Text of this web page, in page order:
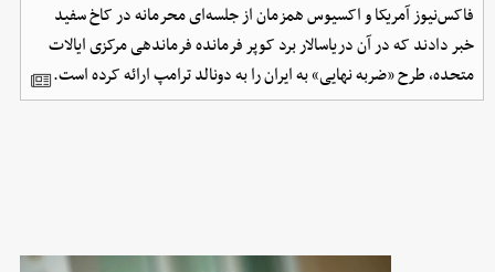
فاکس‌نیوز آمریکا و اکسیوس همزمان از جلسه‌ای محرمانه در کاخ سفید
خبر دادند که در آن دریاسالار برد کوپر فرمانده فرماندهی مرکزی ایالات
متحده، طرح «ضربه نهایی» به ایران را به دونالد ترامپ ارائه کرده‌ است.